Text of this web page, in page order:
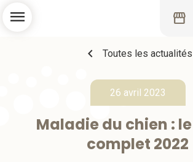
storefront
menu
chevron_left Toutes les actualités
26 avril 2023
Maladie du chien :
complet 2022